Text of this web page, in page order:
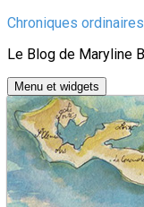
Aller
contenu
Chroniques
Le Blog de Maryline
Menu et widgets